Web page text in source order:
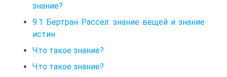
знание?
9.1 Бертран Рассел: знание вещей и знание
истин
Что такое знание?
Что такое знание?